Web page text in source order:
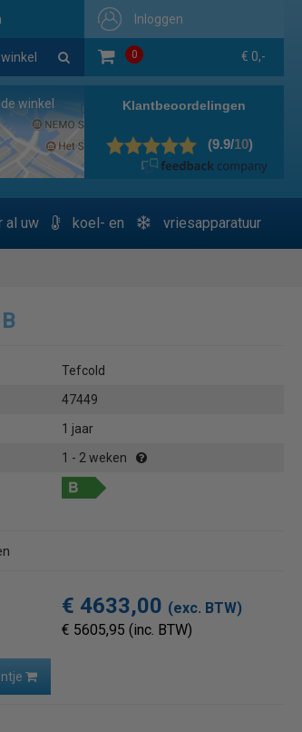
Inloggen
0 € 0,-
winkel
al uw koel- en vriesapparatuur
Tefcold
47449
1 jaar
1 - 2 weken
€ 4633,00 (exc. BTW)
€ 5605,95 (inc. BTW)